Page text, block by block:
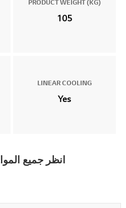
105
LINEAR COOLING
Yes
انظر جميع